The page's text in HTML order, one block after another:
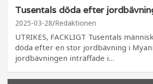
Tusentals döda efter
2025-03-28 Redaktionen
UTRIKES, FACKLIGT Tusentals
döda efter en stor jordbävning i
jordbävningen inträffade i…